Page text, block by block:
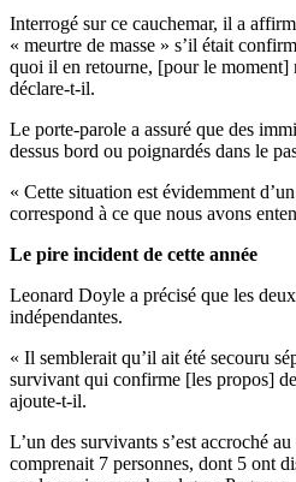
Interrogé sur ce cauchemar, il a
« meurtre de masse » s’il était
quoi il en retourne, [pour le moment]
déclare-t-il.
Le porte-parole a assuré que des
dessus bord ou poignardés dans le
« Cette situation est évidemment
correspond à ce que nous avons
Le pire incident de cette année
Leonard Doyle a précisé que les
indépendantes.
« Il semblerait qu’il ait été secouru
survivant qui confirme [les propos]
ajoute-t-il.
L’un des survivants s’est accroché
comprenait 7 personnes, dont 5 ont